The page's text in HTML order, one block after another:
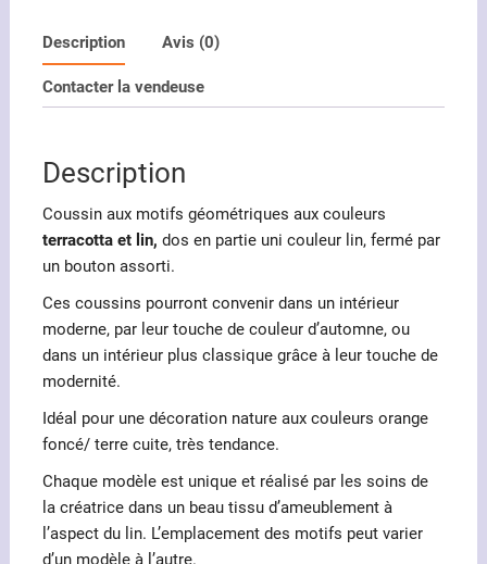
motifs
Description Avis (0)
Contacter la vendeuse
Description
Coussin aux motifs géométriques aux couleurs
terracotta et lin, dos en partie uni couleur lin, fermé par
un bouton assorti.
Ces coussins pourront convenir dans un intérieur
moderne, par leur touche de couleur d’automne, ou
dans un intérieur plus classique grâce à leur touche de
modernité.
Idéal pour une décoration nature aux couleurs orange
foncé/ terre cuite, très tendance.
Chaque modèle est unique et réalisé par les soins de
la créatrice dans un beau tissu d’ameublement à
l’aspect du lin. L’emplacement des motifs peut varier
d’un modèle à l’autre.